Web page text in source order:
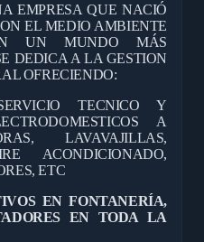
EMPRESA QUE NACIÓ
EL MEDIO AMBIENTE
UN MUNDO MÁS
DEDICA A LA GESTION
OFRECIENDO:
TECNICO Y
A
LAVAVAJILLAS,
ACONDICIONADO,
ETC
EN FONTANERÍA,
EN TODA LA